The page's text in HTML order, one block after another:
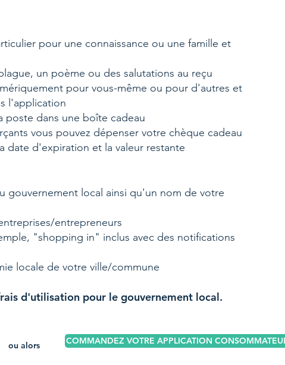
pour une connaissance ou une famille et
un poème ou des salutations au reçu
pour vous-même ou pour d'autres et
l'application
poste dans une boîte cadeau
vous pouvez dépenser votre chèque cadeau
date d'expiration et la valeur restante
gouvernement local ainsi qu'un nom de votre
entrepreneurs
"shopping in" inclus avec des notifications
locale de votre ville/commune
d'utilisation pour le gouvernement local.
COMMANDEZ VOTRE APPLICATION
ou alors